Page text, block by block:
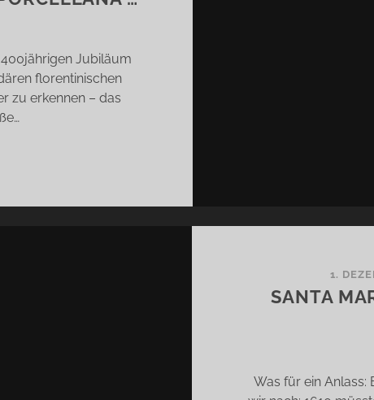
Jubiläum
florentinischen
zu erkennen – das
1.
SANTA
Was für ein Anlass: